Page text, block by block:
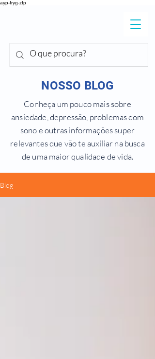
ayp-fryg-zfp
NOSSO BLOG
Conheça um pouco mais sobre
ansiedade, depressão, problemas com
sono e outras informações super
relevantes que vão te auxiliar na busca
de uma maior qualidade de vida.
Blog